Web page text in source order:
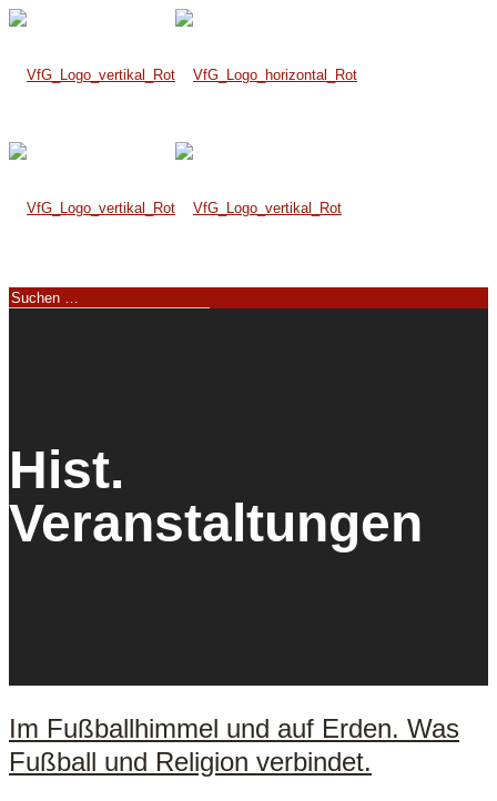
Hist.
Veranstaltungen
Im Fußballhimmel und auf Erden. Was
Fußball und Religion verbindet.